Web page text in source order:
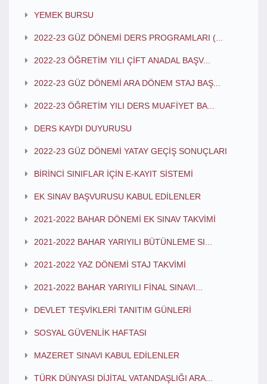
YEMEK BURSU
2022-23 GÜZ DÖNEMİ DERS PROGRAMLARI (...
2022-23 ÖĞRETİM YILI ÇİFT ANADAL BAŞV...
2022-23 GÜZ DÖNEMİ ARA DÖNEM STAJ BAŞ...
2022-23 ÖĞRETİM YILI DERS MUAFİYET BA...
DERS KAYDI DUYURUSU
2022-23 GÜZ DÖNEMİ YATAY GEÇİŞ SONUÇLARI
BİRİNCİ SINIFLAR İÇİN E-KAYIT SİSTEMİ
EK SINAV BAŞVURUSU KABUL EDİLENLER
2021-2022 BAHAR DÖNEMİ EK SINAV TAKVİMİ
2021-2022 BAHAR YARIYILI BÜTÜNLEME SI...
2021-2022 YAZ DÖNEMİ STAJ TAKVİMİ
2021-2022 BAHAR YARIYILI FİNAL SINAVI...
DEVLET TEŞVİKLERİ TANITIM GÜNLERİ
SOSYAL GÜVENLİK HAFTASI
MAZERET SINAVI KABUL EDİLENLER
TÜRK DÜNYASI DİJİTAL VATANDAŞLIĞI ARA...